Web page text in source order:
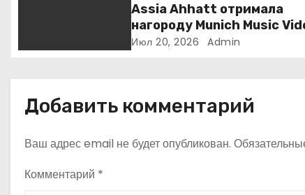
п
и
с
я
Assia Ahhatt отримала
нагороду Munich Music
Awards і випустила новий
Июл 20, 2026 Admin
Добавить комментарий
Ваш адрес email не будет опубликован.
Комментарий *